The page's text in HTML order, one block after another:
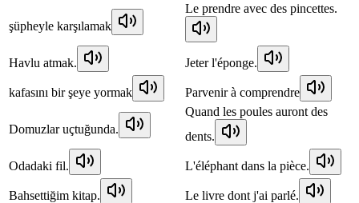
şüpheyle karşılamak
Le prendre avec des pincettes.
Havlu atmak. Jeter l'éponge.
kafasını bir şeye yormak Parvenir à comprendre
Domuzlar uçtuğunda.
Quand les poules auront des
dents.
Odadaki fil. L'éléphant dans la pièce.
Bahsettiğim kitap. Le livre dont j'ai parlé.